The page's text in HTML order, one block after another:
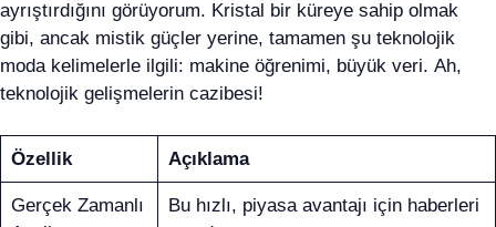
ayrıştırdığını görüyorum. Kristal bir küreye sahip olmak
gibi, ancak mistik güçler yerine, tamamen şu teknolojik
moda kelimelerle ilgili: makine öğrenimi, büyük veri. Ah,
teknolojik gelişmelerin cazibesi!
Özellik Açıklama
Gerçek Zamanlı
Bu hızlı, piyasa avantajı için haberleri